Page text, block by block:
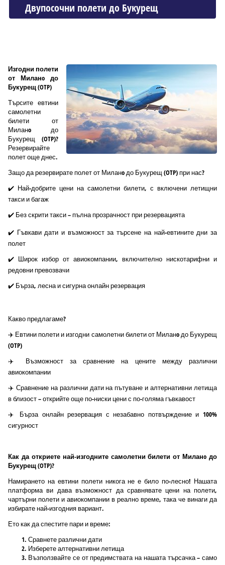
Двупосочни полети до Букурещ
Изгодни полети
от Миланo до
Букурещ (OTP)
Търсите евтини
самолетни
билети от
Миланo до
Букурещ (OTP)?
Резервирайте
полет още днес.
Защо да резервирате полет от Миланo до Букурещ (OTP) при нас?
✔️ Най-добрите цени на самолетни билети, с включени летищни
такси и багаж
✔️ Без скрити такси – пълна прозрачност при резервацията
✔️ Гъвкави дати и възможност за търсене на най-евтините дни за
полет
✔️ Широк избор от авиокомпании, включително нискотарифни и
редовни превозвачи
✔️ Бърза, лесна и сигурна онлайн резервация
Какво предлагаме?
✈️ Евтини полети и изгодни самолетни билети от Миланo до Букурещ
(OTP)
✈️ Възможност за сравнение на цените между различни
авиокомпании
✈️ Сравнение на различни дати на пътуване и алтернативни летища
в близост – открийте още по-ниски цени с по-голяма гъвкавост
✈️ Бърза онлайн резервация с незабавно потвърждение и 100%
сигурност
Как да откриете най-изгодните самолетни билети от Миланo до
Букурещ (OTP)?
Намирането на евтини полети никога не е било по-лесно! Нашата
платформа ви дава възможност да сравнявате цени на полети,
чартърни полети и авиокомпании в реално време, така че винаги да
избирате най-изгодния вариант.
Ето как да спестите пари и време:
Сравнете различни дати
Изберете алтернативни летища
Възползвайте се от предимствата на нашата търсачка – само